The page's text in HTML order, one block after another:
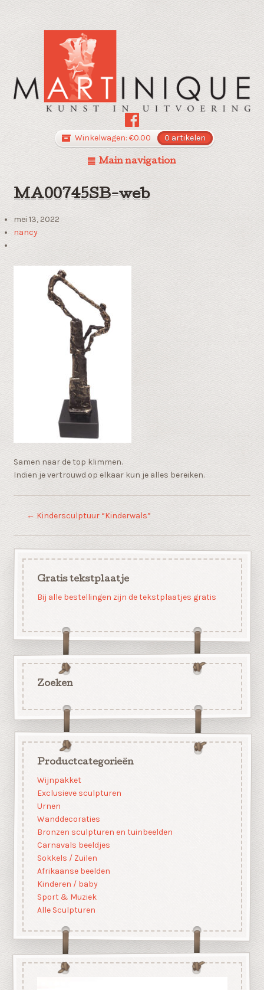
Winkelwagen: €0.00 0 artikelen
Main navigation
MA00745SB-web
mei 13, 2022
nancy
Samen naar de top klimmen.
Indien je vertrouwd op elkaar kun je alles bereiken.
← Kindersculptuur “Kinderwals”
Gratis tekstplaatje
Bij alle bestellingen zijn de tekstplaatjes gratis
Zoeken
Productcategorieën
Wijnpakket
Exclusieve sculpturen
Urnen
Wanddecoraties
Bronzen sculpturen en tuinbeelden
Carnavals beeldjes
Sokkels / Zuilen
Afrikaanse beelden
Kinderen / baby
Sport & Muziek
Alle Sculpturen